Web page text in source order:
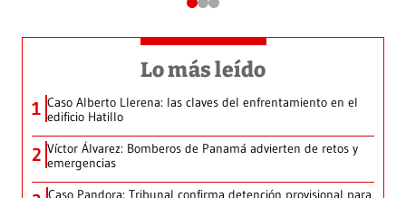
Lo más leído
1 Caso Alberto Llerena: las claves del enfrentamiento en el
edificio Hatillo
2 Víctor Álvarez: Bomberos de Panamá advierten de retos y
emergencias